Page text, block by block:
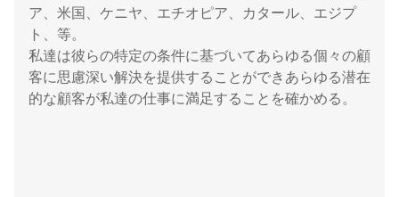
ア、米国、ケニヤ、エチオピア、カタール、エジプ
ト、等。
私達は彼らの特定の条件に基づいてあらゆる個々の顧
客に思慮深い解決を提供することができあらゆる潜在
的な顧客が私達の仕事に満足することを確かめる。